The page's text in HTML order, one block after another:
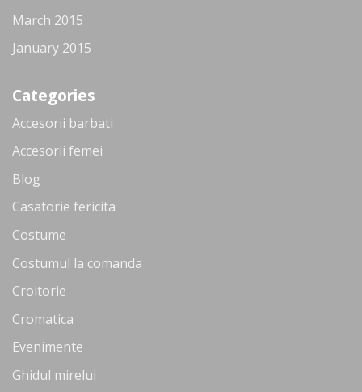
March 2015
January 2015
Categories
Accesorii barbati
Accesorii femei
Blog
Casatorie fericita
Costume
Costumul la comanda
Croitorie
Cromatica
Evenimente
Ghidul mirelui